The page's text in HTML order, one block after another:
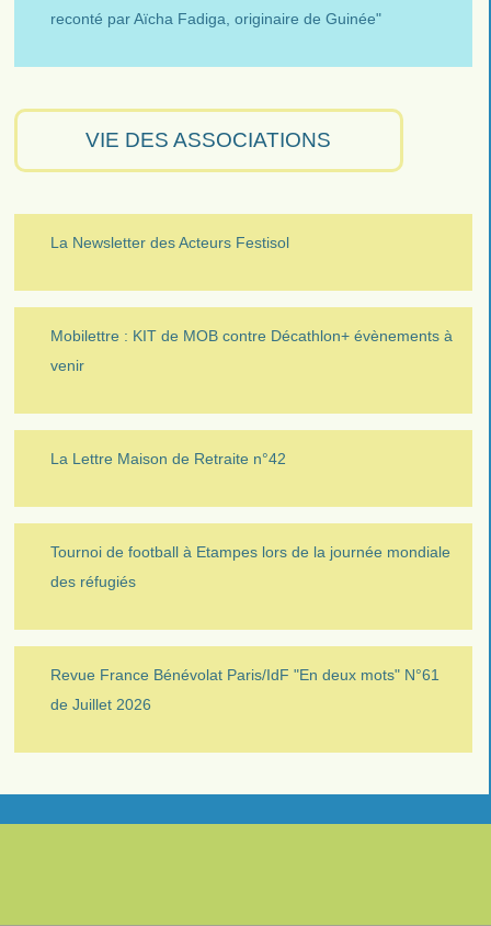
reconté par Aïcha Fadiga, originaire de Guinée"
VIE DES ASSOCIATIONS
La Newsletter des Acteurs Festisol
Mobilettre : KIT de MOB contre Décathlon+ évènements à
venir
La Lettre Maison de Retraite n°42
Tournoi de football à Etampes lors de la journée mondiale
des réfugiés
Revue France Bénévolat Paris/IdF "En deux mots" N°61
de Juillet 2026